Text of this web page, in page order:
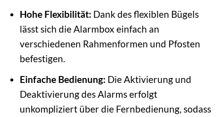
Hohe Flexibilität: Dank des flexiblen Bügels
lässt sich die Alarmbox einfach an
verschiedenen Rahmenformen und Pfosten
befestigen.
Einfache Bedienung: Die Aktivierung und
Deaktivierung des Alarms erfolgt
unkompliziert über die Fernbedienung, sodass